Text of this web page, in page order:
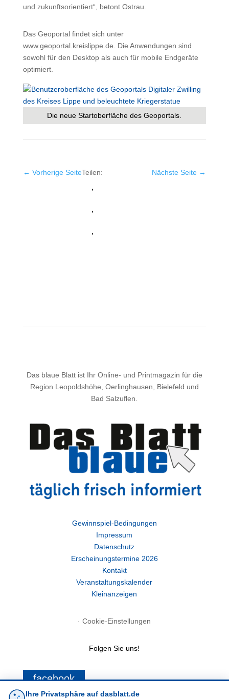
und zukunftsorientiert“, betont Ostrau.
Das Geoportal findet sich unter
www.geoportal.kreislippe.de. Die Anwendungen sind
sowohl für den Desktop als auch für mobile Endgeräte
optimiert.
Die neue Startoberfläche des Geoportals.
← Vorherige Seite Nächste Seite →
Teilen:
Facebook
Whatsapp
Twitter
Das blaue Blatt ist Ihr Online- und Printmagazin für die
Region Leopoldshöhe, Oerlinghausen, Bielefeld und
Bad Salzuflen.
Gewinnspiel-Bedingungen
Impressum
Datenschutz
Erscheinungstermine 2026
Kontakt
Veranstaltungskalender
Kleinanzeigen
·Cookie-Einstellungen
Folgen Sie uns!
facebook
Ihre Privatsphäre auf dasblatt.de